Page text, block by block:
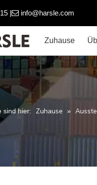
| info@harsle.com
Zuhause
sind hier: Zuhause »